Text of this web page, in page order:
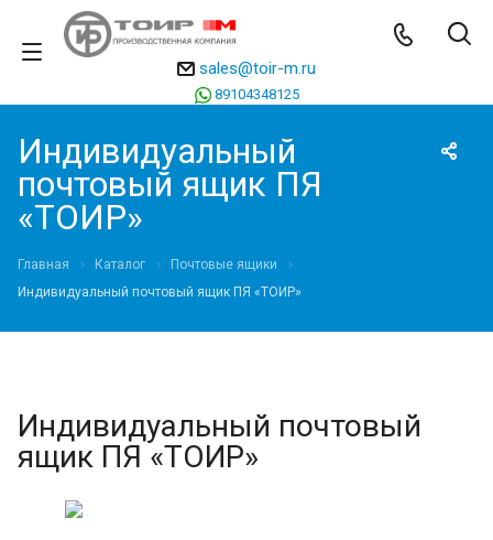
sales@toir-m.ru
89104348125
Индивидуальный
почтовый ящик ПЯ
«ТОИР»
Главная Каталог
Почтовые ящики
Индивидуальный почтовый ящик ПЯ «ТОИР»
Индивидуальный почтовый
ящик ПЯ «ТОИР»